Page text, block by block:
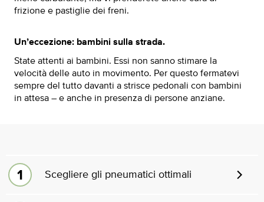
frizione e pastiglie dei freni.
Un’eccezione: bambini sulla strada.
State attenti ai bambini. Essi non sanno stimare la
velocità delle auto in movimento. Per questo fermatevi
sempre del tutto davanti a strisce pedonali con bambini
in attesa – e anche in presenza di persone anziane.
Scegliere gli pneumatici ottimali